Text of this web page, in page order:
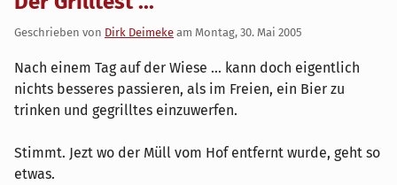
Geschrieben von Dirk Deimeke am Montag, 30. Mai 2005
Nach einem Tag auf der Wiese ... kann doch eigentlich
nichts besseres passieren, als im Freien, ein Bier zu
trinken und gegrilltes einzuwerfen.
Stimmt. Jezt wo der Müll vom Hof entfernt wurde, geht so
etwas.